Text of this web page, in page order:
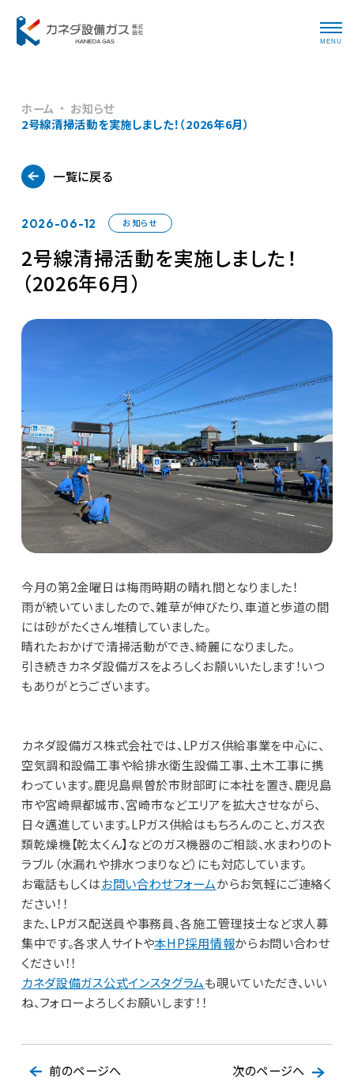
MENU
ホーム
お知らせ
2号線清掃活動を実施しました！（2026年6月）
一覧に戻る
2026-06-12 お知らせ
2号線清掃活動を実施しました！
（2026年6月）
今月の第2金曜日は梅雨時期の晴れ間となりました！
雨が続いていましたので、雑草が伸びたり、車道と歩道の間
には砂がたくさん堆積していました。
晴れたおかげで清掃活動ができ、綺麗になりました。
引き続きカネダ設備ガスをよろしくお願いいたします！いつ
もありがとうございます。
カネダ設備ガス株式会社では、LPガス供給事業を中心に、
空気調和設備工事や給排水衛生設備工事、土木工事に携
わっています。鹿児島県曽於市財部町に本社を置き、鹿児島
市や宮崎県都城市、宮崎市などエリアを拡大させながら、
日々邁進しています。LPガス供給はもちろんのこと、ガス衣
類乾燥機【乾太くん】などのガス機器のご相談、水まわりのト
ラブル（水漏れや排水つまりなど）にも対応しています。
お電話もしくはお問い合わせフォームからお気軽にご連絡く
ださい！！
また、LPガス配送員や事務員、各施工管理技士など求人募
集中です。各求人サイトや本HP採用情報からお問い合わせ
ください！！
カネダ設備ガス公式インスタグラムも覗いていただき、いい
ね、フォローよろしくお願いします！！
前のページへ 次のページへ